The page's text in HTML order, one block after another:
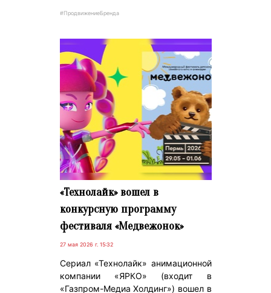
#ПродвижениеБренда
«Технолайк» вошел в
конкурсную программу
фестиваля «Медвежонок»
27 мая 2026 г. 15:32
Сериал «Технолайк» анимационной
компании «ЯРКО» (входит в
«Газпром-Медиа Холдинг») вошел в